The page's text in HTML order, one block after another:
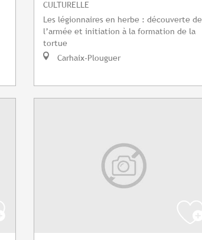
CULTURELLE
Les légionnaires en herbe : découverte de
l’armée et initiation à la formation de la
tortue
Carhaix-Plouguer